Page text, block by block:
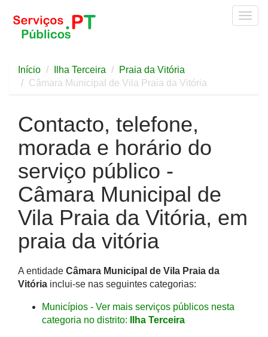
Início Ilha Terceira
Praia da Vitória
Câmara Municipal de Vila Praia da Vitória
Contacto, telefone,
morada e horário do
serviço público -
Câmara Municipal de
Vila Praia da Vitória, em
praia da vitória
A entidade Câmara Municipal de Vila Praia da
Vitória inclui-se nas seguintes categorias:
Municípios - Ver mais serviços públicos nesta
categoria no distrito:
Ilha Terceira